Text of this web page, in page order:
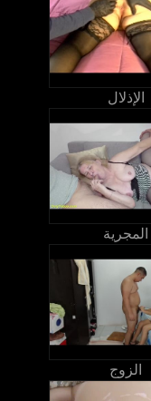
الإذلال
المجرية
الزوج